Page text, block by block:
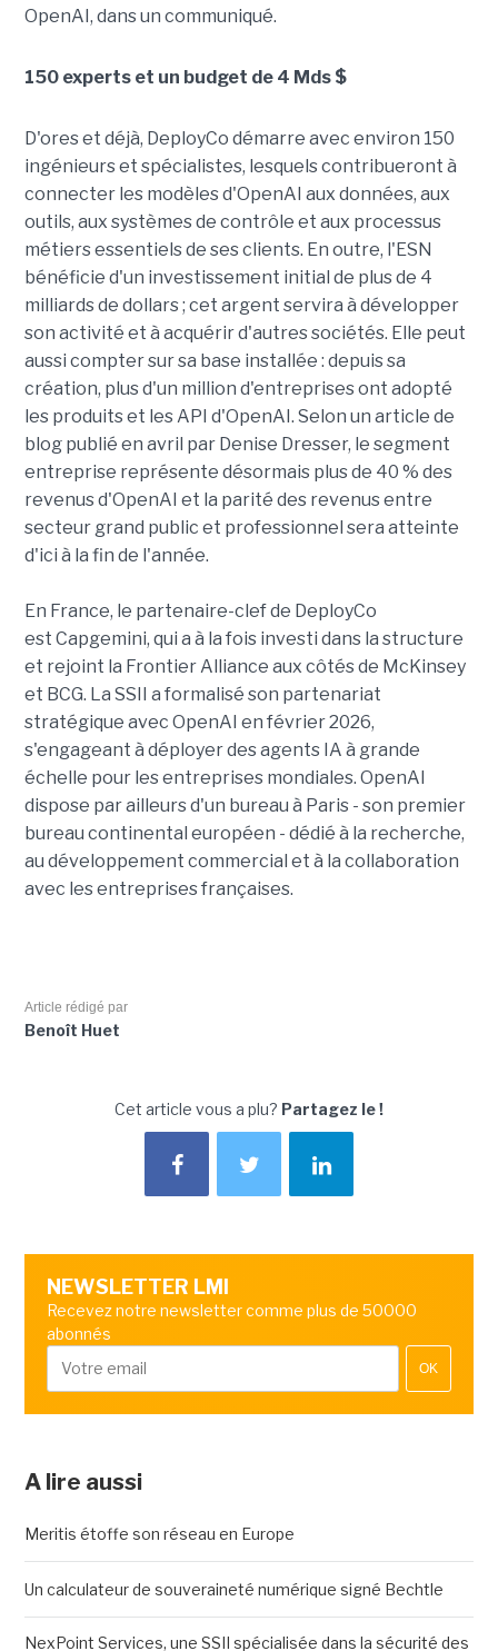
OpenAI, dans un communiqué.
150 experts et un budget de 4 Mds $
D'ores et déjà, DeployCo démarre avec environ 150
ingénieurs et spécialistes, lesquels contribueront à
connecter les modèles d'OpenAI aux données, aux
outils, aux systèmes de contrôle et aux processus
métiers essentiels de ses clients. En outre, l'ESN
bénéficie d'un investissement initial de plus de 4
milliards de dollars ; cet argent servira à développer
son activité et à acquérir d'autres sociétés. Elle peut
aussi compter sur sa base installée : depuis sa
création, plus d'un million d'entreprises ont adopté
les produits et les API d'OpenAI. Selon un article de
blog publié en avril par Denise Dresser, le segment
entreprise représente désormais plus de 40 % des
revenus d'OpenAI et la parité des revenus entre
secteur grand public et professionnel sera atteinte
d'ici à la fin de l'année.
En France, le partenaire-clef de DeployCo
est Capgemini, qui a à la fois investi dans la structure
et rejoint la Frontier Alliance aux côtés de McKinsey
et BCG. La SSII a formalisé son partenariat
stratégique avec OpenAI en février 2026,
s'engageant à déployer des agents IA à grande
échelle pour les entreprises mondiales. OpenAI
dispose par ailleurs d'un bureau à Paris - son premier
bureau continental européen - dédié à la recherche,
au développement commercial et à la collaboration
avec les entreprises françaises.
Article rédigé par
Benoît Huet
Cet article vous a plu? Partagez le !
NEWSLETTER LMI
Recevez notre newsletter comme plus de 50000
abonnés
OK
A lire aussi
Meritis étoffe son réseau en Europe
Un calculateur de souveraineté numérique signé Bechtle
NexPoint Services, une SSII spécialisée dans la sécurité des